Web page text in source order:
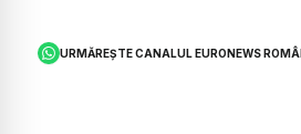
URMĂREȘTE CANALUL EURONEWS